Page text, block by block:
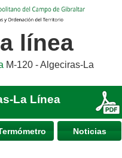
línea
M-120 - Algeciras-La
La Línea
Noticias